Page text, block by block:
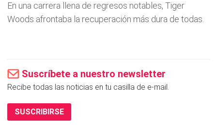
En una carrera llena de regresos notables, Tiger
Woods afrontaba la recuperación más dura de todas.
Suscríbete a nuestro newsletter
Recibe todas las noticias en tu casilla de e-mail.
SUSCRIBIRSE